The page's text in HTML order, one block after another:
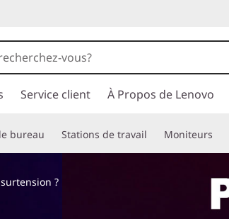
Service client À Propos de Lenovo
bureau Stations de travail Moniteurs
?